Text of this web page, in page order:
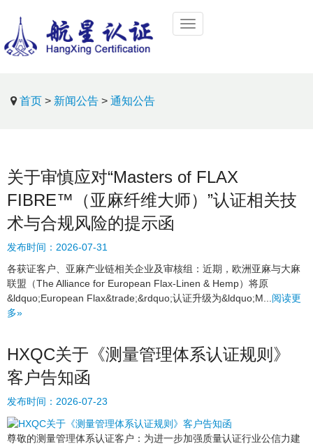
首页 > 新闻公告 > 通知公告
关于审慎应对“Masters of FLAX
FIBRE™（亚麻纤维大师）”认证相关技
术与合规风险的提示函
发布时间： 2026-07-31
各获证客户、亚麻产业链相关企业及审核组：近期，欧洲亚麻与大麻
联盟（The Alliance for European Flax-Linen & Hemp）将原
&ldquo;European Flax&trade;&rdquo;认证升级为&ldquo;M... 阅读更
多»
HXQC关于《测量管理体系认证规则》
客户告知函
发布时间： 2026-07-23
尊敬的测量管理体系认证客户：为进一步加强质量认证行业公信力建